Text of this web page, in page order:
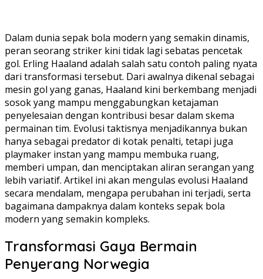
Dalam dunia sepak bola modern yang semakin dinamis,
peran seorang striker kini tidak lagi sebatas pencetak
gol. Erling Haaland adalah salah satu contoh paling nyata
dari transformasi tersebut. Dari awalnya dikenal sebagai
mesin gol yang ganas, Haaland kini berkembang menjadi
sosok yang mampu menggabungkan ketajaman
penyelesaian dengan kontribusi besar dalam skema
permainan tim. Evolusi taktisnya menjadikannya bukan
hanya sebagai predator di kotak penalti, tetapi juga
playmaker instan yang mampu membuka ruang,
memberi umpan, dan menciptakan aliran serangan yang
lebih variatif. Artikel ini akan mengulas evolusi Haaland
secara mendalam, mengapa perubahan ini terjadi, serta
bagaimana dampaknya dalam konteks sepak bola
modern yang semakin kompleks.
Transformasi Gaya Bermain
Penyerang Norwegia